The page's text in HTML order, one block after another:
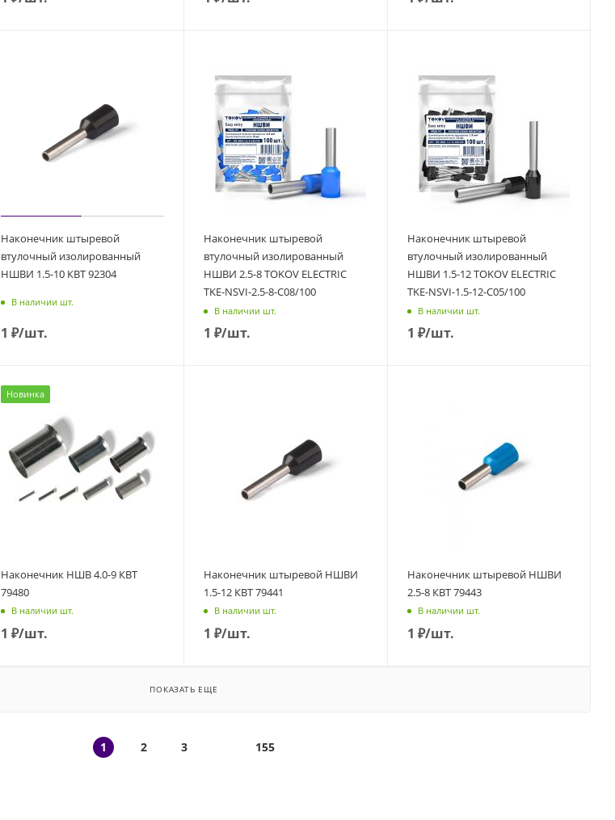
Наконечник штыревой
втулочный изолированный
НШВИ 1.5-10 КВТ 92304
В наличии шт.
1 ₽/шт.
Наконечник штыревой
втулочный изолированный
НШВИ 2.5-8 TOKOV ELECTRIC
TKE-NSVI-2.5-8-C08/100
В наличии шт.
1 ₽/шт.
Наконечник штыревой
втулочный изолированный
НШВИ 1.5-12 TOKOV ELECTRIC
TKE-NSVI-1.5-12-C05/100
В наличии шт.
1 ₽/шт.
Новинка
Наконечник НШВ 4.0-9 КВТ
79480
В наличии шт.
1 ₽/шт.
Наконечник штыревой НШВИ
1.5-12 КВТ 79441
В наличии шт.
1 ₽/шт.
Наконечник штыревой НШВИ
2.5-8 КВТ 79443
В наличии шт.
1 ₽/шт.
ПОКАЗАТЬ ЕЩЕ
1 2 3 155